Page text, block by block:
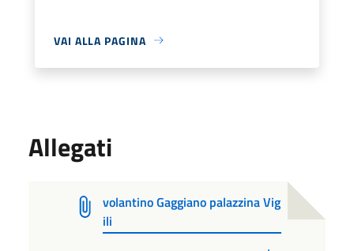
VAI ALLA PAGINA
Allegati
volantino Gaggiano palazzina Vig
ili